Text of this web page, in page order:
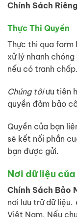
Chính Sách
Thực Thi Quyền
Thực thi qua form
xử lý nhanh
nếu có tranh chấp.
Chúng tôiưu tiên
quyền đảm bảo
Quyền của bạn
sẽ kết nối phần
bạn được gửi.
Nơi dữ liệu
Chính Sách Bảo
nơi lưu trữ dữ liệu.
Việt Nam. Nếu